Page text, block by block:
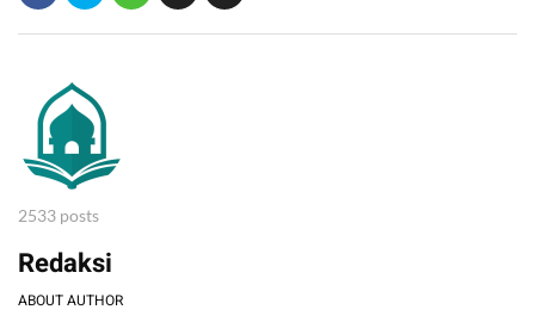
2533 posts
Redaksi
ABOUT AUTHOR